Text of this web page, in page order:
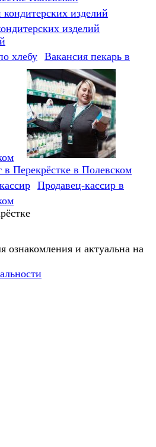
изделий
Вакансия пекарь в
в Перекрёстке в Полевском
Продавец-кассир в
ознакомления и актуальна на